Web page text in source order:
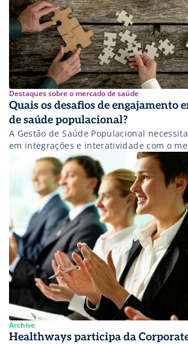
Destaques sobre o mercado de saúde
Quais os desafios de engajamento
de saúde populacional?
A Gestão de Saúde Populacional
em integrações e interatividade com o
Archive
Healthways participa da